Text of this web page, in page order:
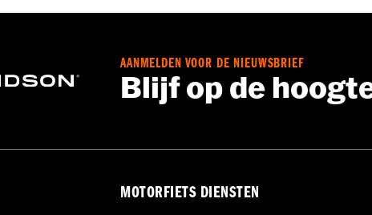
binnenmontageplaten, bevestigingsmateriaal en
van jouw DOT-remlicht kan je zichtbaarheid voor anderen
kan het elektriciteitsverbruik de accu ontladen en schade
je dealer om advies over de hoeveelheid stroom die je
AANMELDEN VOOR DE NIEUWSBRIEF
Blijf op de
MOTORFIETS DIENSTEN